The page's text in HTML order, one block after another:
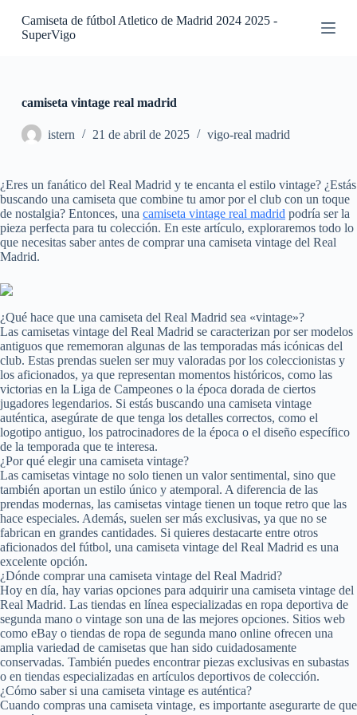
S
e
n
i
d
o
Camiseta de fútbol Atletico de Madrid 2024 2025 -
SuperVigo
camiseta vintage real madrid
istern 21 de abril de 2025 vigo-real madrid
¿Eres un fanático del Real Madrid y te encanta el estilo vintage? ¿Estás
buscando una camiseta que combine tu amor por el club con un toque
de nostalgia? Entonces, una camiseta vintage real madrid podría ser la
pieza perfecta para tu colección. En este artículo, exploraremos todo lo
que necesitas saber antes de comprar una camiseta vintage del Real
Madrid.
¿Qué hace que una camiseta del Real Madrid sea «vintage»?
Las camisetas vintage del Real Madrid se caracterizan por ser modelos
antiguos que rememoran algunas de las temporadas más icónicas del
club. Estas prendas suelen ser muy valoradas por los coleccionistas y
los aficionados, ya que representan momentos históricos, como las
victorias en la Liga de Campeones o la época dorada de ciertos
jugadores legendarios. Si estás buscando una camiseta vintage
auténtica, asegúrate de que tenga los detalles correctos, como el
logotipo antiguo, los patrocinadores de la época o el diseño específico
de la temporada que te interesa.
¿Por qué elegir una camiseta vintage?
Las camisetas vintage no solo tienen un valor sentimental, sino que
también aportan un estilo único y atemporal. A diferencia de las
prendas modernas, las camisetas vintage tienen un toque retro que las
hace especiales. Además, suelen ser más exclusivas, ya que no se
fabrican en grandes cantidades. Si quieres destacarte entre otros
aficionados del fútbol, una camiseta vintage del Real Madrid es una
excelente opción.
¿Dónde comprar una camiseta vintage del Real Madrid?
Hoy en día, hay varias opciones para adquirir una camiseta vintage del
Real Madrid. Las tiendas en línea especializadas en ropa deportiva de
segunda mano o vintage son una de las mejores opciones. Sitios web
como eBay o tiendas de ropa de segunda mano online ofrecen una
amplia variedad de camisetas que han sido cuidadosamente
conservadas. También puedes encontrar piezas exclusivas en subastas
o en tiendas especializadas en artículos deportivos de colección.
¿Cómo saber si una camiseta vintage es auténtica?
Cuando compras una camiseta vintage, es importante asegurarte de que